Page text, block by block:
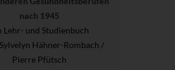
nach 1945
Lehr- und Studienbuch
Hähner-Rombach /
Pierre Pfütsch